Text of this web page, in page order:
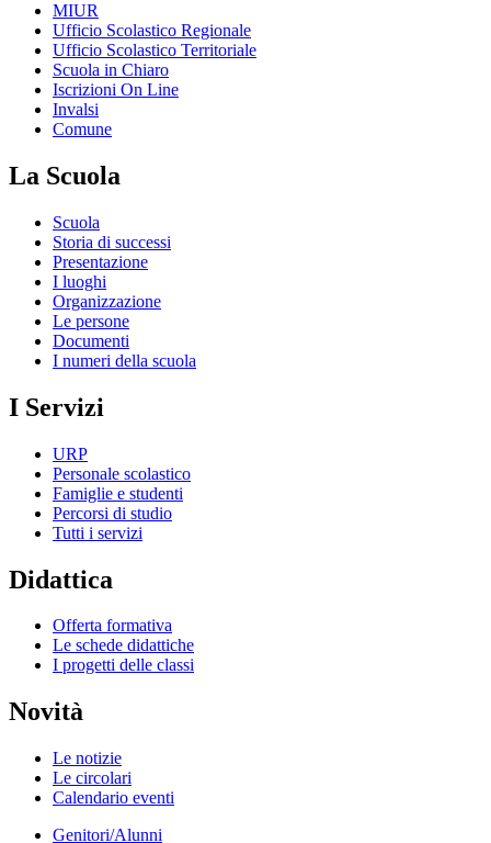
MIUR
Ufficio Scolastico Regionale
Ufficio Scolastico Territoriale
Scuola in Chiaro
Iscrizioni On Line
Invalsi
Comune
La Scuola
Scuola
Storia di successi
Presentazione
I luoghi
Organizzazione
Le persone
Documenti
I numeri della scuola
I Servizi
URP
Personale scolastico
Famiglie e studenti
Percorsi di studio
Tutti i servizi
Didattica
Offerta formativa
Le schede didattiche
I progetti delle classi
Novità
Le notizie
Le circolari
Calendario eventi
Genitori/Alunni